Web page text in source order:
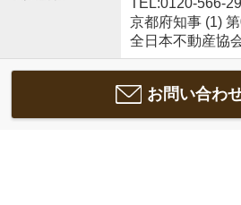
TEL:0120-566-
京都府知事 (1)
全日本不動産協
お問い合わ